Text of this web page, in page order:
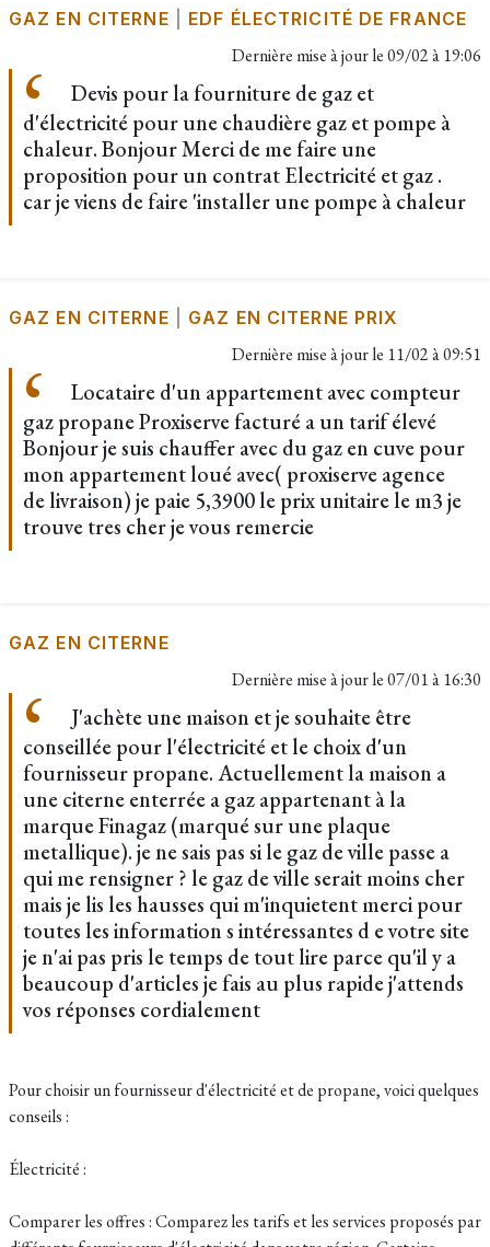
GAZ EN CITERNE EDF ÉLECTRICITÉ DE FRANCE
Dernière mise à jour le09/02 à 19:06
Devis pour la fourniture de gaz et
d'électricité pour une chaudière gaz et pompe à
chaleur. Bonjour Merci de me faire une
proposition pour un contrat Electricité et gaz .
car je viens de faire 'installer une pompe à chaleur
GAZ EN CITERNE GAZ EN CITERNE PRIX
Dernière mise à jour le 11/02 à 09:51
Locataire d'un appartement avec compteur
gaz propane Proxiserve facturé a un tarif élevé
Bonjour je suis chauffer avec du gaz en cuve pour
mon appartement loué avec( proxiserve agence
de livraison) je paie 5,3900 le prix unitaire le m3 je
trouve tres cher je vous remercie
GAZ EN CITERNE
Dernière mise à jour le07/01 à 16:30
J'achète une maison et je souhaite être
conseillée pour l'électricité et le choix d'un
fournisseur propane. Actuellement la maison a
une citerne enterrée a gaz appartenant à la
marque Finagaz (marqué sur une plaque
metallique). je ne sais pas si le gaz de ville passe a
qui me rensigner ? le gaz de ville serait moins cher
mais je lis les hausses qui m'inquietent merci pour
toutes les information s intéressantes d e votre site
je n'ai pas pris le temps de tout lire parce qu'il y a
beaucoup d'articles je fais au plus rapide j'attends
vos réponses cordialement
Pour choisir un fournisseur d'électricité et de propane, voici quelques
conseils :
Électricité :
Comparer les offres : Comparez les tarifs et les services proposés par